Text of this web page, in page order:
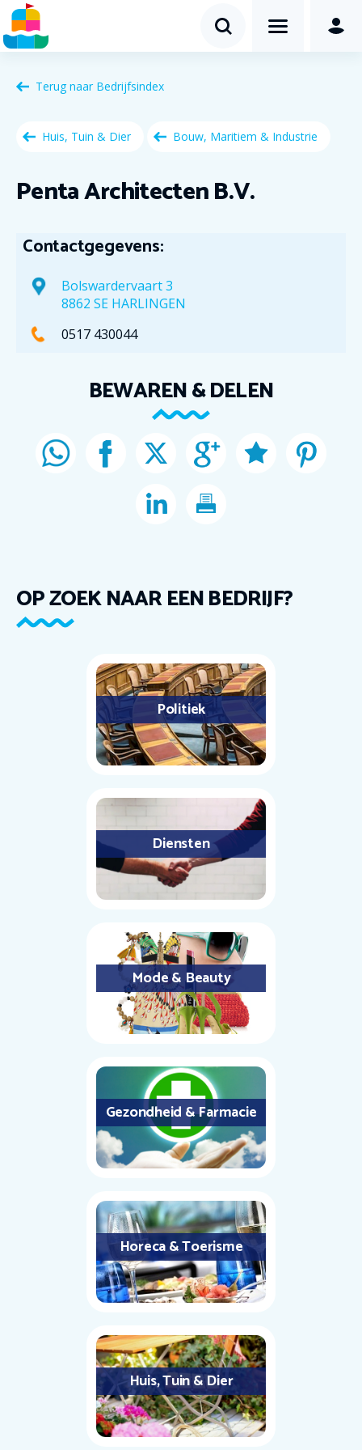
Terug naar Bedrijfsindex
Huis, Tuin & Dier Bouw, Maritiem & Industrie
Penta Architecten B.V.
Contactgegevens:
Bolswardervaart 3
8862 SE HARLINGEN
0517 430044
BEWAREN & DELEN
OP ZOEK NAAR EEN BEDRIJF?
Politiek
Diensten
Mode & Beauty
Gezondheid & Farmacie
Horeca & Toerisme
Huis, Tuin & Dier